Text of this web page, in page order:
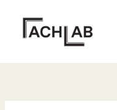
content